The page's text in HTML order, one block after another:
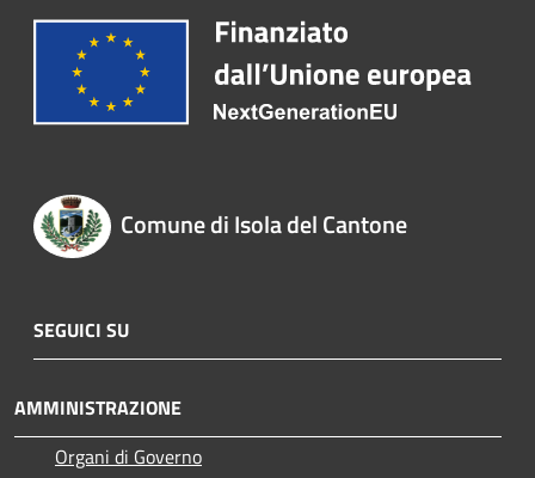
Comune di Isola del Cantone
SEGUICI SU
AMMINISTRAZIONE
Organi di Governo